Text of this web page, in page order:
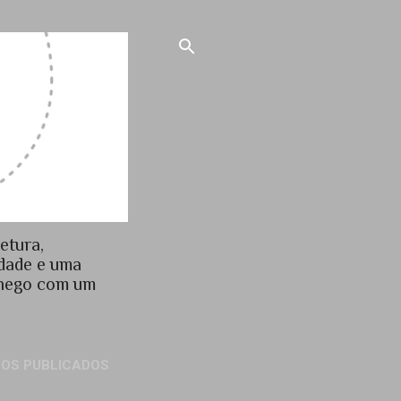
e uma
com um